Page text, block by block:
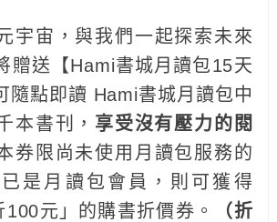
宇宙，與我們一起探索未來
贈送【Hami書城月讀包15天
隨點即讀 Hami書城月讀包中
本書刊， 享受沒有壓力的閱
券限尚未使用月讀包服務的
是月讀包會員，則可獲得
100元」的購書折價券。
（折